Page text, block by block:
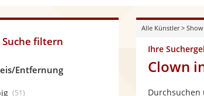
Events
festlegenAlle Künstler>
Ihre
Clown
Durchsuchen
Suche filtern
Entfernung
(51)